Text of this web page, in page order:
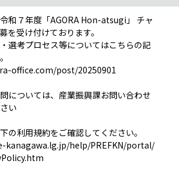
和７年度「AGORA Hon-atsugi」 チャ
を受け付けております。
選考プロセス等についてはこちらの記
office.com/post/20250901
については、産業振興課お問い合わせ
い
の利用規約をご確認してください。
kanagawa.lg.jp/help/PREFKN/portal/